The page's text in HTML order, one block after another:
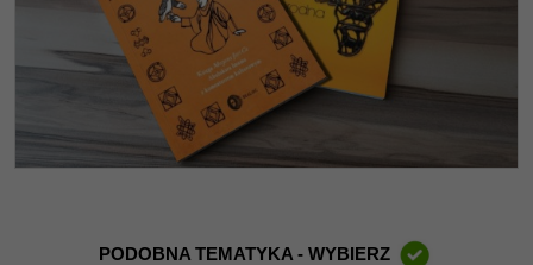
PODOBNA TEMATYKA - WYBIERZ